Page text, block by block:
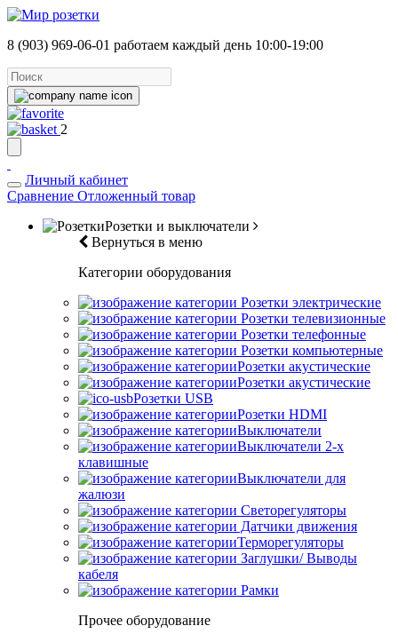
8 (903) 969-06-01 работаем каждый день 10:00-19:00
2
Личный кабинет
Сравнение Отложенный товар
Розетки и выключатели
Вернуться в меню
Категории оборудования
Розетки электрические
Розетки телевизионные
Розетки телефонные
Розетки компьютерные
Розетки акустические
Розетки акустические
Розетки USB
Розетки HDMI
Выключатели
Выключатели 2-х
клавишные
Выключатели для
жалюзи
Светорегуляторы
Датчики движения
Терморегуляторы
Заглушки/ Выводы
кабеля
Рамки
Прочее оборудование